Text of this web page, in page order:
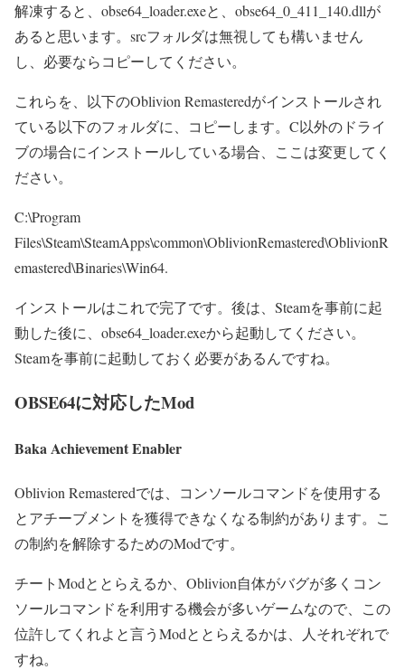
解凍すると、obse64_loader.exeと、obse64_0_411_140.dllが
あると思います。srcフォルダは無視しても構いません
し、必要ならコピーしてください。
これらを、以下のOblivion Remasteredがインストールされ
ている以下のフォルダに、コピーします。C以外のドライ
ブの場合にインストールしている場合、ここは変更してく
ださい。
C:\Program
Files\Steam\SteamApps\common\OblivionRemastered\OblivionR
emastered\Binaries\Win64.
インストールはこれで完了です。後は、Steamを事前に起
動した後に、obse64_loader.exeから起動してください。
Steamを事前に起動しておく必要があるんですね。
OBSE64に対応したMod
Baka Achievement Enabler
Oblivion Remasteredでは、コンソールコマンドを使用する
とアチーブメントを獲得できなくなる制約があります。こ
の制約を解除するためのModです。
チートModととらえるか、Oblivion自体がバグが多くコン
ソールコマンドを利用する機会が多いゲームなので、この
位許してくれよと言うModととらえるかは、人それぞれで
すね。